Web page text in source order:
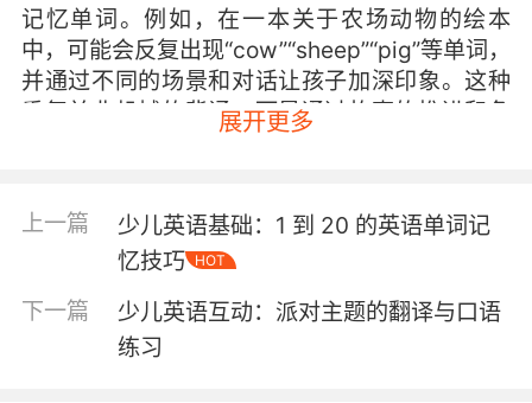
记忆单词。例如，在一本关于农场动物的绘本
中，可能会反复出现“cow”“sheep”“pig”等单词，
并通过不同的场景和对话让孩子加深印象。这种
重复并非机械的背诵，而是通过故事的推进和角
色的互动，让孩子在语境中理解并记住单词。同
持，帮助孩子将单词与具体的形象联系起来，从
而加深记忆。 除了单词的学习，少儿英语绘本还
能帮助孩子掌握简单的句型和语法。通过动物角
色之间的对话，孩子可以接触到日常生活中的常
用表达方式，例如“How are you?”“What’s this?”
等。这些句型通常与故事情节紧密结合，让孩子
展开更多
上一篇
少儿英语基础：1 到 20 的英语单词记
忆技巧
HOT
下一篇
少儿英语互动：派对主题的翻译与口语
练习